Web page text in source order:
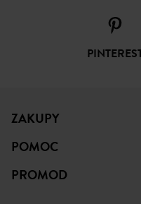
ZAKUPY
POMOC
PROMOD